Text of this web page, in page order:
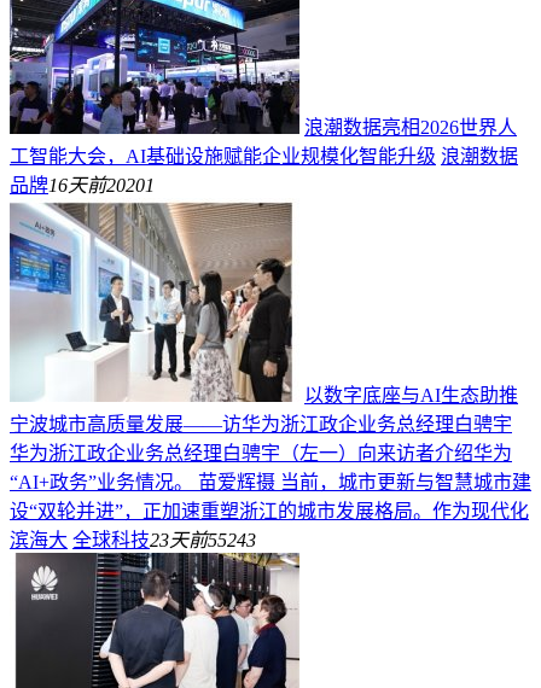
浪潮数据亮相2026世界人
工智能大会，AI基础设施赋能企业规模化智能升级 浪潮数据
品牌16天前20201
以数字底座与AI生态助推
宁波城市高质量发展——访华为浙江政企业务总经理白骋宇
华为浙江政企业务总经理白骋宇（左一）向来访者介绍华为
“AI+政务”业务情况。 苗爱辉摄 当前，城市更新与智慧城市建
设“双轮并进”，正加速重塑浙江的城市发展格局。作为现代化
滨海大 全球科技23天前55243